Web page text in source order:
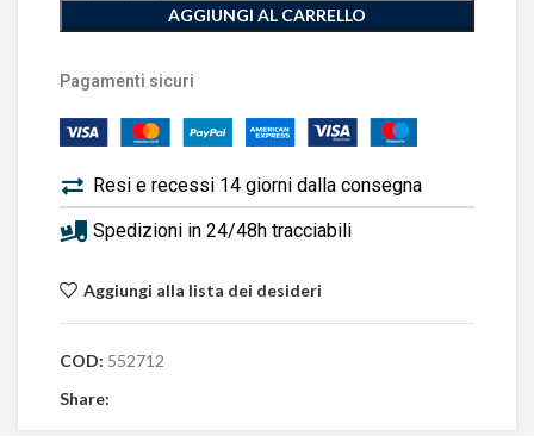
AGGIUNGI AL CARRELLO
Pagamenti sicuri
Resi e recessi 14 giorni dalla consegna
Spedizioni in 24/48h tracciabili
Aggiungi alla lista dei desideri
COD: 552712
Share: